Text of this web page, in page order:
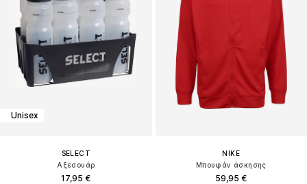
Unisex
SELECT
Αξεσουάρ
17,95 €
NIKE
Μπουφάν άσκησης
59,95 €